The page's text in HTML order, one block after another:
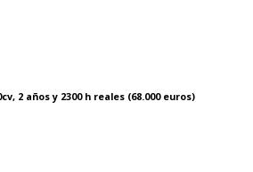
2 años y 2300 h reales (68.000 euros)